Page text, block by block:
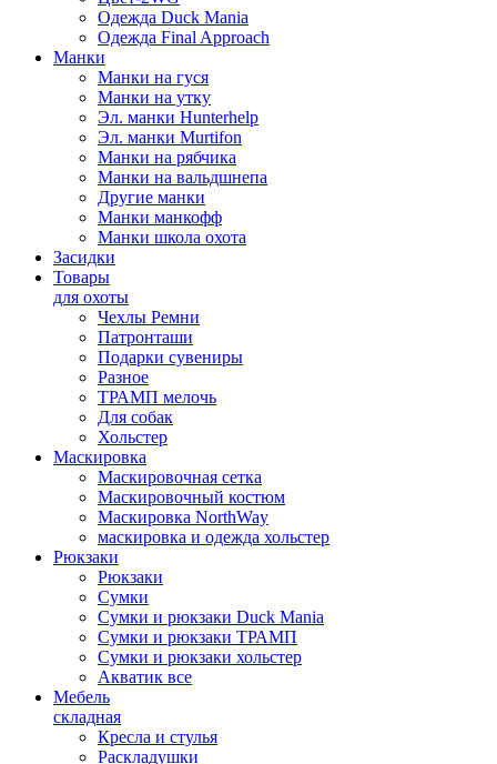
Одежда Duck Mania
Одежда Final Approach
Манки
Манки на гуся
Манки на утку
Эл. манки Hunterhelp
Эл. манки Murtifon
Манки на рябчика
Манки на вальдшнепа
Другие манки
Манки манкофф
Манки школа охота
Засидки
Товары
для охоты
Чехлы Ремни
Патронташи
Подарки сувениры
Разное
ТРАМП мелочь
Для собак
Хольстер
Маскировка
Маскировочная сетка
Маскировочный костюм
Маскировка NorthWay
маскировка и одежда хольстер
Рюкзаки
Рюкзаки
Сумки
Сумки и рюкзаки Duck Mania
Сумки и рюкзаки ТРАМП
Сумки и рюкзаки хольстер
Акватик все
Мебель
складная
Кресла и стулья
Раскладушки